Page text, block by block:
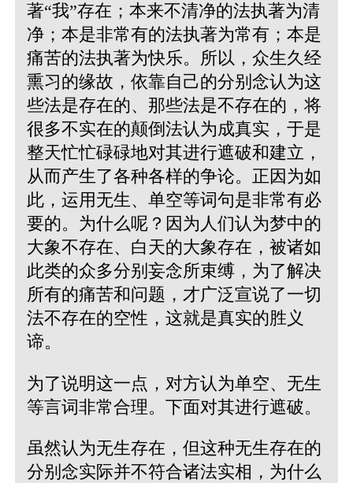
著“我”存在；本来不清净的法执著为清
净；本是非常有的法执著为常有；本是
痛苦的法执著为快乐。所以，众生久经
熏习的缘故，依靠自己的分别念认为这
些法是存在的、那些法是不存在的，将
很多不实在的颠倒法认为成真实，于是
整天忙忙碌碌地对其进行遮破和建立，
从而产生了各种各样的争论。正因为如
此，运用无生、单空等词句是非常有必
要的。为什么呢？因为人们认为梦中的
大象不存在、白天的大象存在，被诸如
此类的众多分别妄念所束缚，为了解决
所有的痛苦和问题，才广泛宣说了一切
法不存在的空性，这就是真实的胜义
谛。
为了说明这一点，对方认为单空、无生
等言词非常合理。下面对其进行遮破。
虽然认为无生存在，但这种无生存在的
分别念实际并不符合诸法实相，为什么